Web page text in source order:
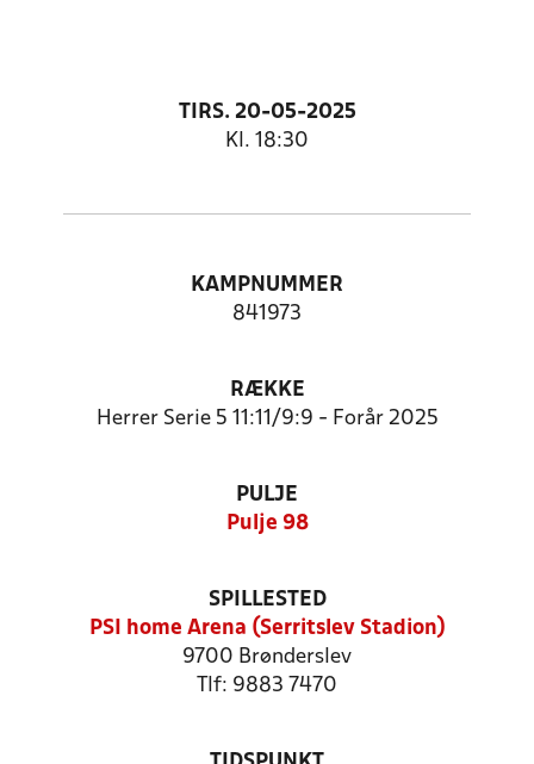
TIRS. 20-05-2025
Kl. 18:30
KAMPNUMMER
841973
RÆKKE
Herrer Serie 5 11:11/9:9 - Forår 2025
PULJE
Pulje 98
SPILLESTED
PSI home Arena (Serritslev Stadion)
9700 Brønderslev
Tlf: 9883 7470